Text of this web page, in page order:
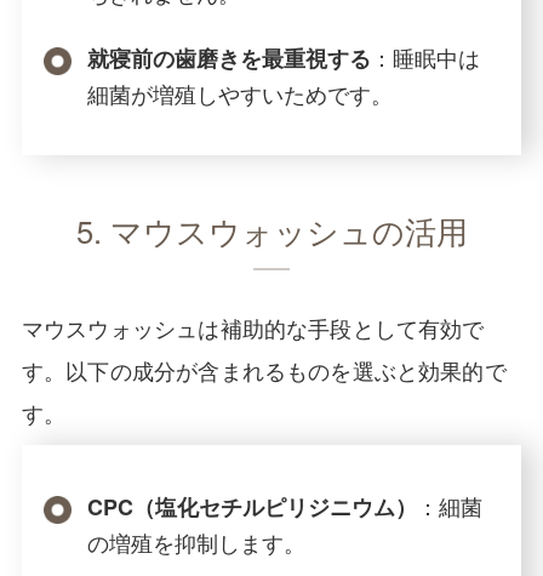
就寝前の歯磨きを最重視する ：睡眠中は
細菌が増殖しやすいためです。
5. マウスウォッシュの活用
マウスウォッシュは補助的な手段として有効で
す。以下の成分が含まれるものを選ぶと効果的で
す。
CPC（塩化セチルピリジニウム）
：細菌
の増殖を抑制します。